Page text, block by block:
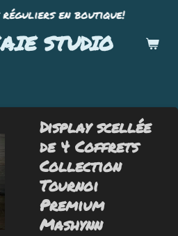
STUDIO
réguliers en boutique!
Display scellée
de 4 Coffrets
Collection
Tournoi
Premium
Mashynn